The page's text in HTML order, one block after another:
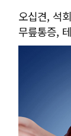
오십견, 석
무릎통증,